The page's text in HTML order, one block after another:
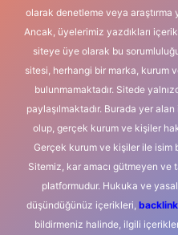
olarak denetleme veya araştırma
Ancak, üyelerimiz yazdıkları
siteye üye olarak bu
sitesi, herhangi bir marka, kurum
bulunmamaktadır. Sitede
paylaşılmaktadır. Burada yer
olup, gerçek kurum ve kişiler
Gerçek kurum ve kişiler ile isim
Sitemiz, kar amacı gütmeyen ve
platformudur. Hukuka ve
düşündüğünüz içerikleri,
bildirmeniz halinde, ilgili